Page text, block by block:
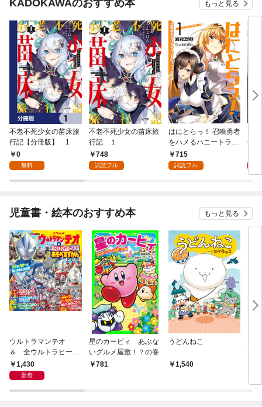
KADOKAWAのおすすめ本 もっと見る
不老不死少女の苗床旅
行記【分冊版】 1
0
無料
不老不死少女の苗床旅
行記 １
748
試読フル
はにとらっ！ 召喚勇者
をハメるハニートラッ
プ包囲網 1
715
試読フル
年9
児童書・絵本のおすすめ本 もっと見る
ウルトラマンテオ
＆ 全ウルトラヒーロ
ー大集合 あそべるず
かん
1,430
新着
星のカービィ あぶな
いグルメ屋敷！？の巻
781
うどんねこ
1,540
放